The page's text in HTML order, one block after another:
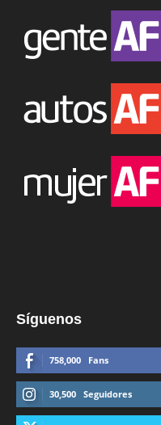
Síguenos
758,000 Fans
30,500 Seguidores